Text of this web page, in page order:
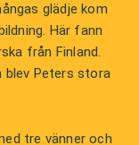
glädje kom
Här fann
från Finland.
blev Peters stora
tre vänner och